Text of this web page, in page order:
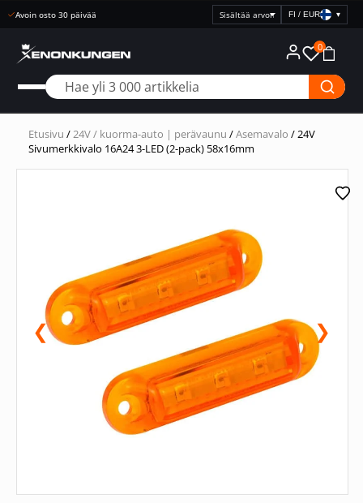
Nopea toimitus
Valitse
FI / EUR ▾
0
Etusivu /24V / kuorma-auto | perävaunu /Asemavalo / 24V
Sivumerkkivalo 16A24 3-LED (2-pack) 58x16mm
❮ ❯